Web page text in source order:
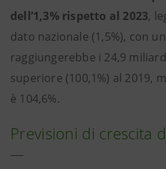
dell’1,3% rispetto al 2023,
dato nazionale (1,5%), con
raggiungerebbe i 24,9
superiore (100,1%) al 2019,
è 104,6%.
Previsioni di crescita